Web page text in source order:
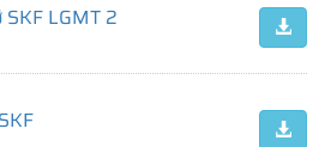
LGMT 2